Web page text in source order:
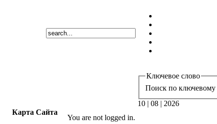
Ключевое слово
Поиск по ключевому
10 | 08 | 2026
Карта Сайта
You are not logged in.